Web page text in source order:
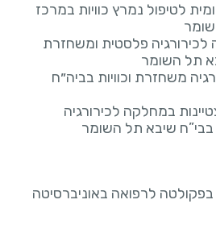
לטיפול נמרץ כוויות במרכז
פלסטית ומשחזרת
תל השומר
משחזרת וכוויות בביה״ח
במחלקה לכירורגיה
שיבא תל השומר
בפקולטה לרפואה באוניברסיטה